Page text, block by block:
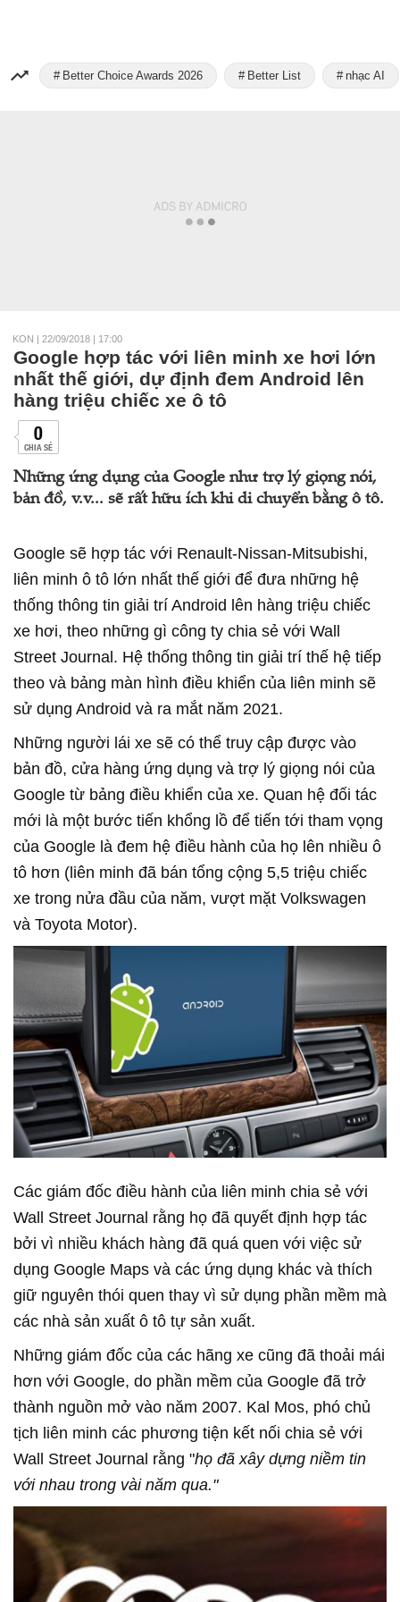
Better Choice Awards 2026 Better List nhạc AI
KON | 22/09/2018 | 17:00
Google hợp tác với liên minh xe hơi lớn
nhất thế giới, dự định đem Android lên
hàng triệu chiếc xe ô tô
0
CHIA SẺ
Những ứng dụng của Google như trợ lý giọng nói,
bản đồ, v.v... sẽ rất hữu ích khi di chuyển bằng ô tô.
Google sẽ hợp tác với Renault-Nissan-Mitsubishi,
liên minh ô tô lớn nhất thế giới để đưa những hệ
thống thông tin giải trí Android lên hàng triệu chiếc
xe hơi, theo những gì công ty chia sẻ với Wall
Street Journal. Hệ thống thông tin giải trí thế hệ tiếp
theo và bảng màn hình điều khiển của liên minh sẽ
sử dụng Android và ra mắt năm 2021.
Những người lái xe sẽ có thể truy cập được vào
bản đồ, cửa hàng ứng dụng và trợ lý giọng nói của
Google từ bảng điều khiển của xe. Quan hệ đối tác
mới là một bước tiến khổng lồ để tiến tới tham vọng
của Google là đem hệ điều hành của họ lên nhiều ô
tô hơn (liên minh đã bán tổng cộng 5,5 triệu chiếc
xe trong nửa đầu của năm, vượt mặt Volkswagen
và Toyota Motor).
Các giám đốc điều hành của liên minh chia sẻ với
Wall Street Journal rằng họ đã quyết định hợp tác
bởi vì nhiều khách hàng đã quá quen với việc sử
dụng Google Maps và các ứng dụng khác và thích
giữ nguyên thói quen thay vì sử dụng phần mềm mà
các nhà sản xuất ô tô tự sản xuất.
Những giám đốc của các hãng xe cũng đã thoải mái
hơn với Google, do phần mềm của Google đã trở
thành nguồn mở vào năm 2007. Kal Mos, phó chủ
tịch liên minh các phương tiện kết nối chia sẻ với
Wall Street Journal rằng "họ đã xây dựng niềm tin
với nhau trong vài năm qua."